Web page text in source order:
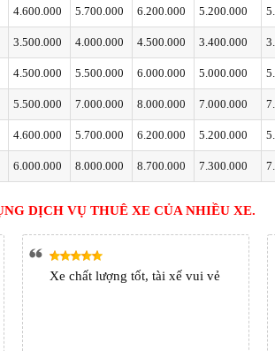
4.600.000 5.700.000 6.200.000 5.200.000
3.500.000 4.000.000 4.500.000 3.400.000
4.500.000 5.500.000 6.000.000 5.000.000
5.500.000 7.000.000 8.000.000 7.000.000
4.600.000 5.700.000 6.200.000 5.200.000
6.000.000 8.000.000 8.700.000 7.300.000
DỊCH VỤ THUÊ XE CỦA NHIỀU XE.
Xe chất lượng tốt, tài xế vui vẻ